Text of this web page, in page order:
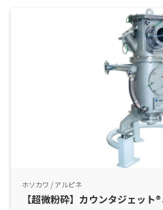
ホソカワ / アルピネ
【超微粉砕】カウンタジェット